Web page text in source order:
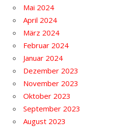
Mai 2024
April 2024
März 2024
Februar 2024
Januar 2024
Dezember 2023
November 2023
Oktober 2023
September 2023
August 2023